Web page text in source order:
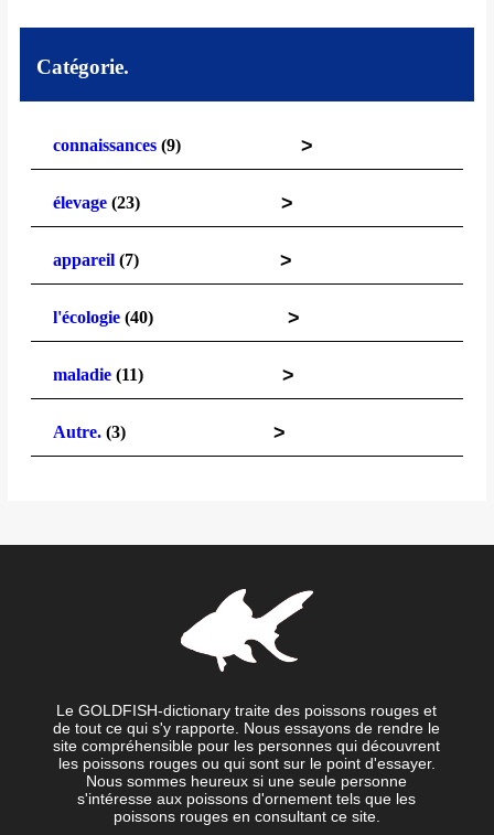
Catégorie.
connaissances(9) >
élevage(23) >
appareil(7) >
l'écologie(40) >
maladie(11) >
Autre.(3) >
Le GOLDFISH-dictionary traite des poissons rouges et
de tout ce qui s'y rapporte. Nous essayons de rendre le
site compréhensible pour les personnes qui découvrent
les poissons rouges ou qui sont sur le point d'essayer.
Nous sommes heureux si une seule personne
s'intéresse aux poissons d'ornement tels que les
poissons rouges en consultant ce site.